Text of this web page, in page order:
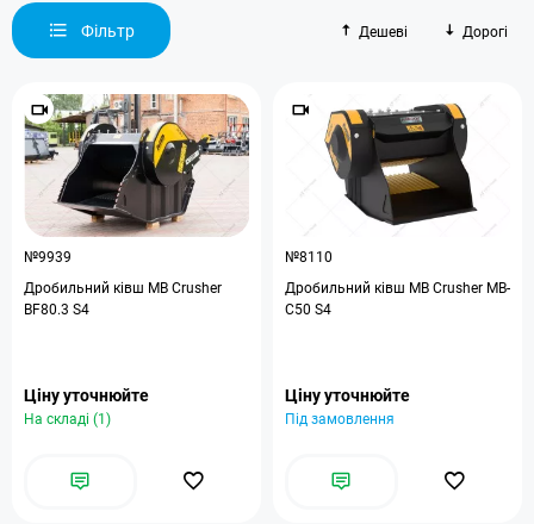
Фільтр Дешеві Дорогі
№9939
Дробильний ківш MB Crusher
BF80.3 S4
Ціну уточнюйте
На складі (1)
№8110
Дробильний ківш MB Crusher MB-
C50 S4
Ціну уточнюйте
Під замовлення